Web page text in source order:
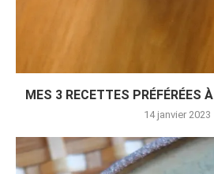
MES 3 RECETTES PRÉFÉRÉES
14 janvier 2023